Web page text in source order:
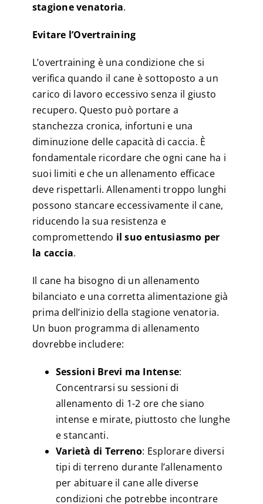
stagione venatoria.
Evitare l’Overtraining
L’overtraining è una condizione che si
verifica quando il cane è sottoposto a un
carico di lavoro eccessivo senza il giusto
recupero. Questo può portare a
stanchezza cronica, infortuni e una
diminuzione delle capacità di caccia. È
fondamentale ricordare che ogni cane ha i
suoi limiti e che un allenamento efficace
deve rispettarli. Allenamenti troppo lunghi
possono stancare eccessivamente il cane,
riducendo la sua resistenza e
compromettendo il suo entusiasmo per
la caccia.
Il cane ha bisogno di un allenamento
bilanciato e una corretta alimentazione già
prima dell’inizio della stagione venatoria.
Un buon programma di allenamento
dovrebbe includere:
Sessioni Brevi ma Intense:
Concentrarsi su sessioni di
allenamento di 1-2 ore che siano
intense e mirate, piuttosto che lunghe
e stancanti.
Varietà di Terreno: Esplorare diversi
tipi di terreno durante l’allenamento
per abituare il cane alle diverse
condizioni che potrebbe incontrare